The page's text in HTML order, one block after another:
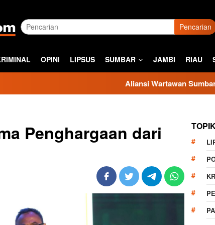
Pencarian
OPINI LIPSUS SUMBAR JAMBI RIAU
Aliansi Wartawan Sumbar Kecam Sikap
Penghargaan dari